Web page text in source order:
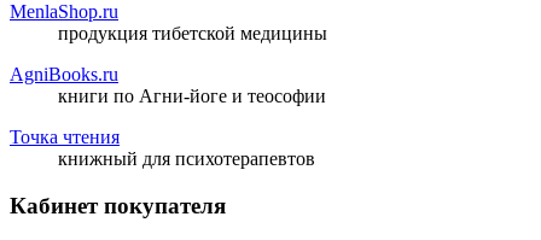
MenlaShop.ru
продукция тибетской медицины
AgniBooks.ru
книги по Агни-йоге и теософии
Точка чтения
книжный для психотерапевтов
Кабинет покупателя